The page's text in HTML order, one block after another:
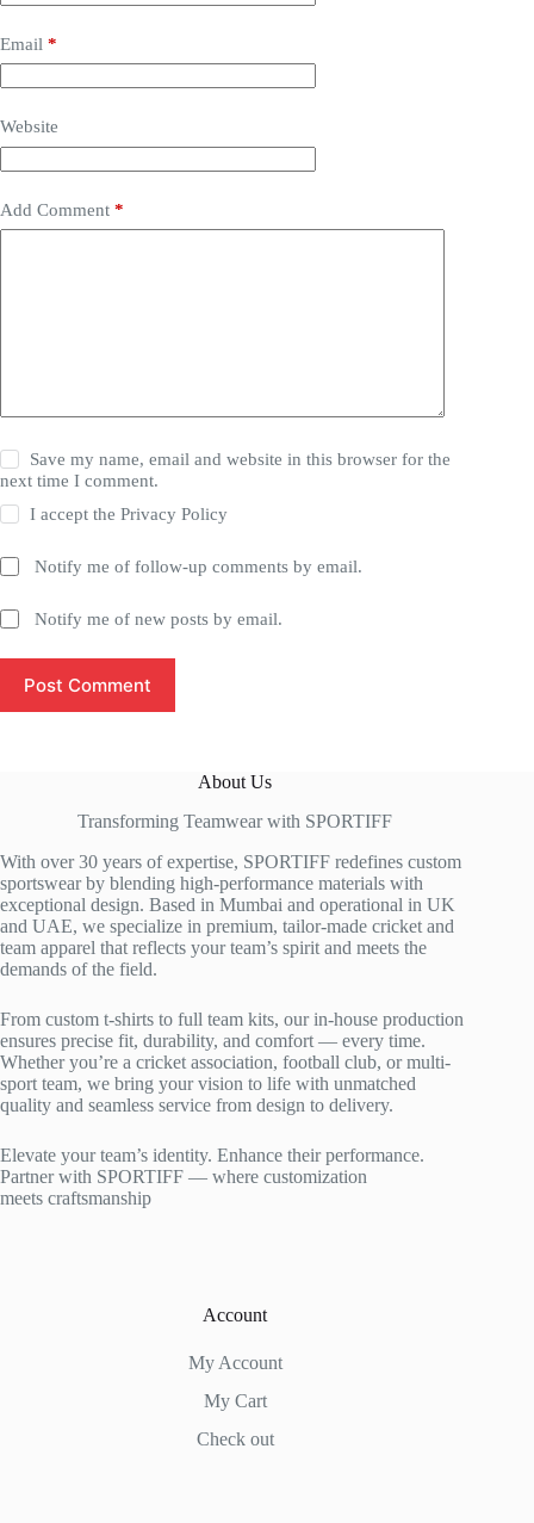
Email *
Website
Add Comment *
Save my name, email and website in this browser for the
next time I comment.
I accept thePrivacy Policy
Notify me of follow-up comments by email.
Notify me of new posts by email.
Post Comment
About Us
Transforming Teamwear with SPORTIFF
With over 30 years of expertise, SPORTIFF redefines custom
sportswear by blending high-performance materials with
exceptional design. Based in Mumbai and operational in UK
and UAE, we specialize in premium, tailor-made cricket and
team apparel that reflects your team’s spirit and meets the
demands of the field.
From custom t-shirts to full team kits, our in-house production
ensures precise fit, durability, and comfort — every time.
Whether you’re a cricket association, football club, or multi-
sport team, we bring your vision to life with unmatched
quality and seamless service from design to delivery.
Elevate your team’s identity. Enhance their performance.
Partner with SPORTIFF — where customization
meets craftsmanship
Account
My Account
My Cart
Check out